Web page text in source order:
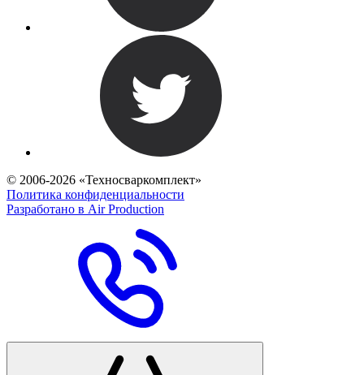
© 2006-2026 «Техносваркомплект»
Политика конфиденциальности
Разработано в Air Production